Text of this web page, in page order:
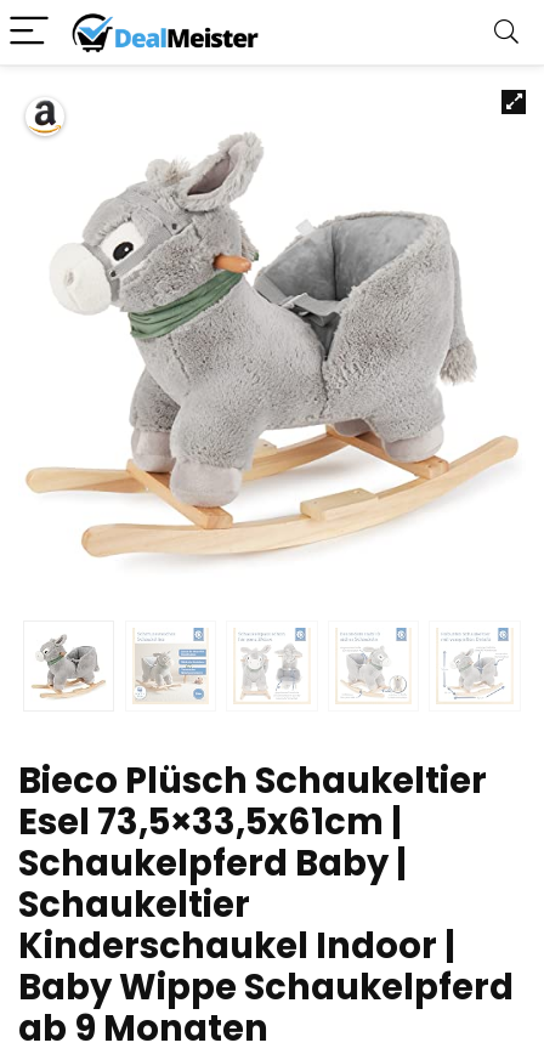
Bieco Plüsch Schaukeltier
Esel 73,5×33,5x61cm |
Schaukelpferd Baby |
Schaukeltier
Kinderschaukel Indoor |
Baby Wippe Schaukelpferd
ab 9 Monaten